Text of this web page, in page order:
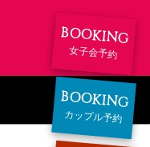
BOOKING
女子会予約
BOOKING
カップル予約